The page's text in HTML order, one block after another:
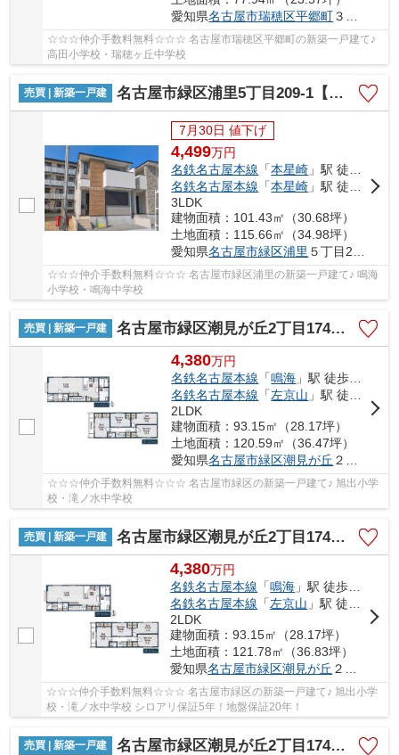
愛知県名古屋市瑞穂区平郷町３丁目9-1
☆☆☆仲介手数料無料☆☆☆ 名古屋市瑞穂区平郷町の新築一戸建て♪
高田小学校・瑞穂ヶ丘中学校
売買 | 新築一戸建 名古屋市緑区浦里5丁目209-1【仲介手数料無料】新築一戸建て 1号棟
7月30日 値下げ
4,499万円
名鉄名古屋本線 「本星崎 」駅 徒歩9分
名鉄名古屋本線 「本星崎 」駅 徒歩9分
3LDK
建物面積：101.43㎡（30.68坪）
土地面積：115.66㎡（34.98坪）
愛知県名古屋市緑区浦里 ５丁目209-1
☆☆☆仲介手数料無料☆☆☆ 名古屋市緑区浦里の新築一戸建て♪ 鳴海
小学校・鳴海中学校
売買 | 新築一戸建 名古屋市緑区潮見が丘2丁目174【仲介手数料無料】新築一戸建 1号棟
4,380万円
名鉄名古屋本線 「鳴海 」駅 徒歩22分
名鉄名古屋本線 「左京山 」駅 徒歩23分
2LDK
建物面積：93.15㎡（28.17坪）
土地面積：120.59㎡（36.47坪）
愛知県名古屋市緑区潮見が丘 ２丁目174
☆☆☆仲介手数料無料☆☆☆ 名古屋市緑区の新築一戸建て♪ 旭出小学
校・滝ノ水中学校
売買 | 新築一戸建 名古屋市緑区潮見が丘2丁目174【仲介手数料無料】新築一戸建て 2号棟
4,380万円
名鉄名古屋本線 「鳴海 」駅 徒歩22分
名鉄名古屋本線 「左京山 」駅 徒歩23分
2LDK
建物面積：93.15㎡（28.17坪）
土地面積：121.78㎡（36.83坪）
愛知県名古屋市緑区潮見が丘 ２丁目174
☆☆☆仲介手数料無料☆☆☆ 名古屋市緑区の新築一戸建て♪ 旭出小学
校・滝ノ水中学校 シロアリ保証5年！地盤保証20年！
売買 | 新築一戸建 名古屋市緑区潮見が丘2丁目174【仲介手数料無料】新築一戸建て 3号棟